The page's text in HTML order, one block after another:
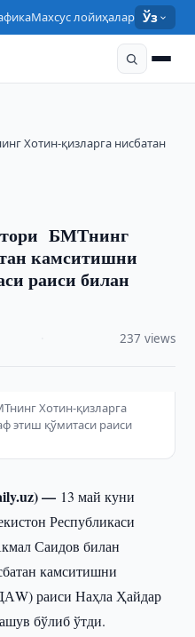
Махсус лойиҳалар Ўз
Хотин-қизларга нисбатан
БМТнинг
камситишни
раиси билан
237 views
Хотин-қизларга
этиш қўмитаси раиси
— 13 май куни
Республикаси
Саидов билан
камситишни
раиси Наҳла Ҳайдар
бўлиб ўтди.